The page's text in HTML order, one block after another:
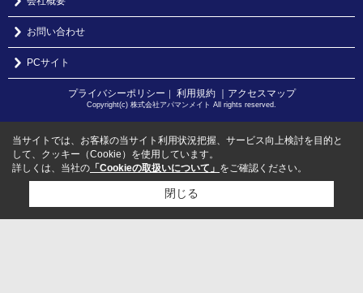
お問い合わせ
PCサイト
プライバシーポリシー ｜ 利用規約 ｜アクセスマップ
Copyright(c) 株式会社アパマンメイト All rights reserved.
当サイトでは、お客様の当サイト利用状況把握、サービス向上検討を目的と
して、クッキー（Cookie）を使用しています。
詳しくは、当社の 「Cookieの取扱いについて」 をご確認ください。
閉じる